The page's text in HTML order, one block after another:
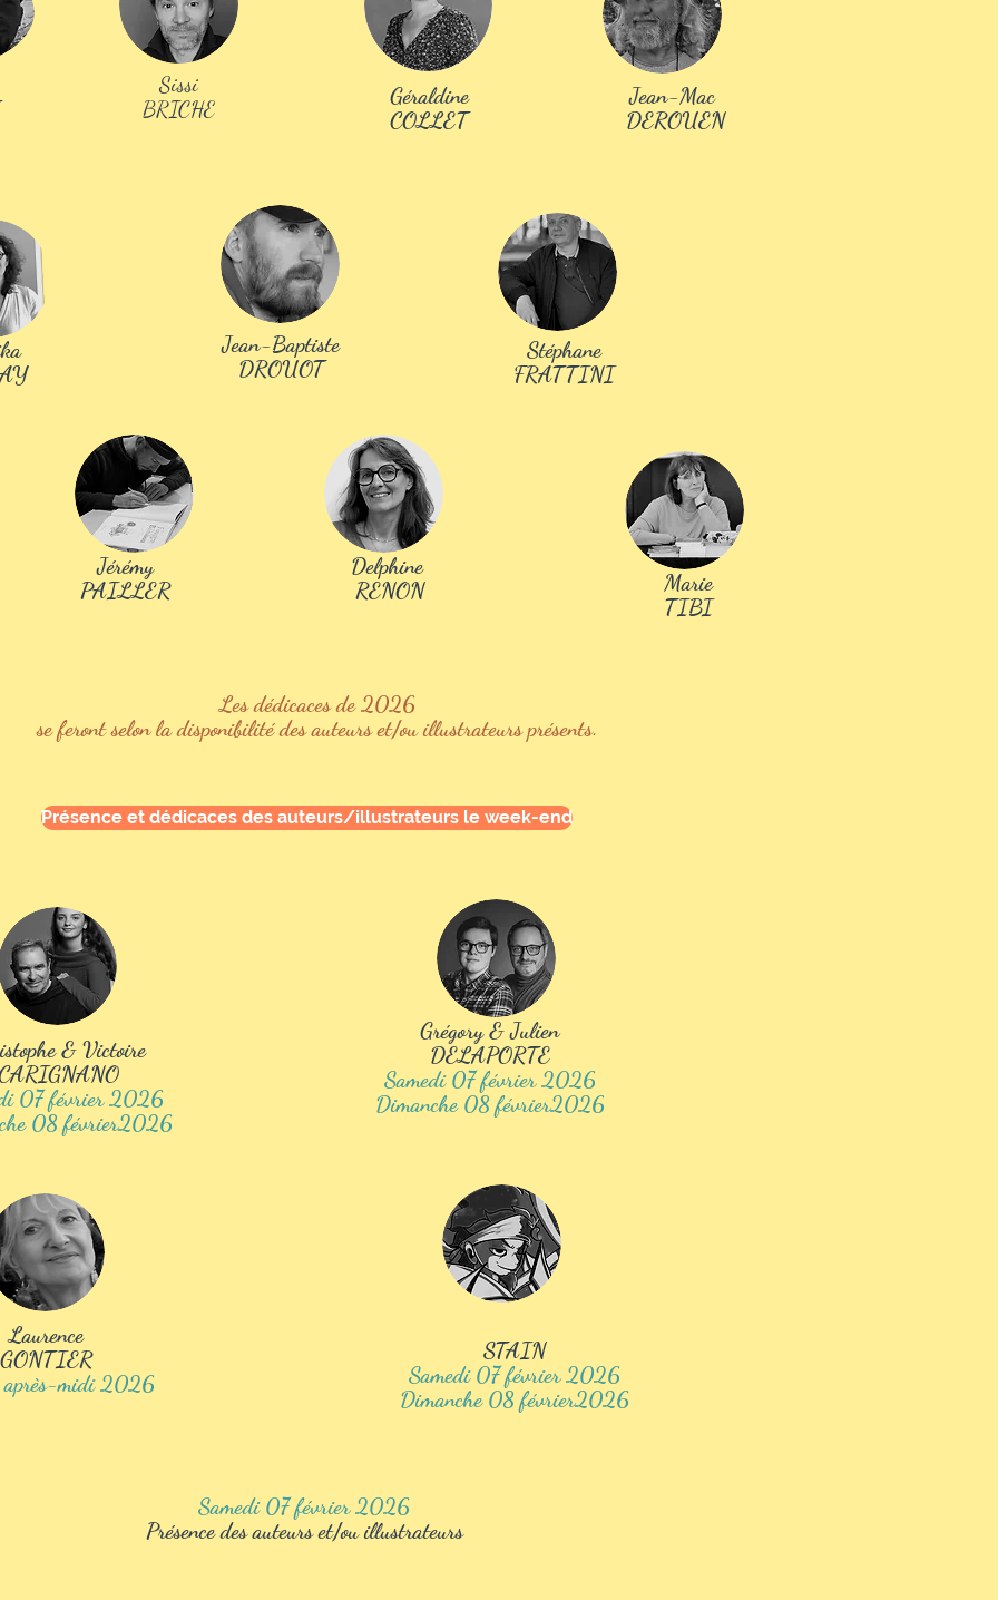
participer à une
animation
ou visiter le Salon
Fiche d'inscription
Consulter les tarifs
Sissi
BRICHE
Géraldine
COLLET
Jean-Mac
DEROUEN
Jean-Baptiste
DROUOT
Stéphane
FRATTINI
Jérémy
PAILLER
Delphine
RENON
Marie
TIBI
Les dédicaces de 2026
se feront selon la disponibilité des auteurs et/ou illustrateurs présents.
Présence et dédicaces des auteurs/illustrateurs le week-end
& Victoire
07 février 2026
08 février2026
Laurence
GONTIER
après-midi 2026
Grégory & Julien
DELAPORTE
Samedi 07 février 2026
Dimanche 08 février2026
STAIN
Samedi 07 février 2026
Dimanche 08 février2026
Samedi 07 février 2026
Présence des auteurs et/ou illustrateurs